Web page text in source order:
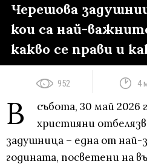
Черешова
кои са най-
какво се прави и
952 4
В
събота, 30 май 2026
християни
задушница – една от
годината, посветени на